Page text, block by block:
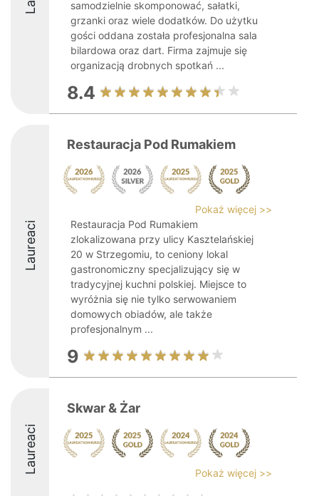
samodzielnie skomponować, sałatki,
grzanki oraz wiele dodatków. Do użytku
gości oddana została profesjonalna sala
bilardowa oraz dart. Firma zajmuje się
organizacją drobnych spotkań ...
8.4
Laureaci
Restauracja Pod Rumakiem
Pokaż więcej >>
Restauracja Pod Rumakiem
zlokalizowana przy ulicy Kasztelańskiej
20 w Strzegomiu, to ceniony lokal
gastronomiczny specjalizujący się w
tradycyjnej kuchni polskiej. Miejsce to
wyróżnia się nie tylko serwowaniem
domowych obiadów, ale także
profesjonalnym ...
9
Laureaci
Skwar & Żar
Pokaż więcej >>